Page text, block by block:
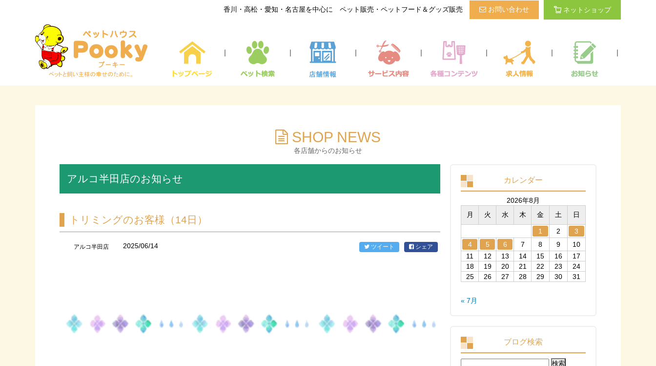
香川・高松・愛知・名古屋を中心に ペット販売・ペットフード＆グッズ販売 お問い合わせ ネットショップ
｜ ｜ ｜ ｜ ｜ ｜ ｜
SHOP NEWS
各店舗からのお知らせ
アルコ半田店のお知らせ
トリミングのお客様（14日）
アルコ半田店 2025/06/14 ツイート シェア
カレンダー
2026年8月
月
火 水 木 金 土 日
1 2
3
4
5 6 7 8 9
10
11
12 13 14 15 16
17
18
19 20 21 22 23
24
25
26 27 28 29 30 31
« 7月
ブログ検索
検